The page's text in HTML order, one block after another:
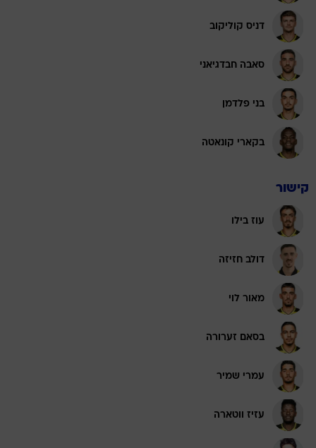
דניס קוליקוב
סאבה חבדגיאני
בני פלדמן
בקארי קונאטה
קישור
עוז בילו
דולב חזיזה
מאור לוי
בסאם זערורה
עמרי שמיר
עזיז ווטארה